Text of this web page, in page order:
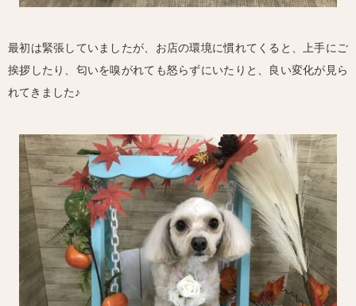
最初は緊張していましたが、お店の環境に慣れてくると、上手にご
挨拶したり、匂いを嗅がれても怒らずにいたりと、良い変化が見ら
れてきました♪